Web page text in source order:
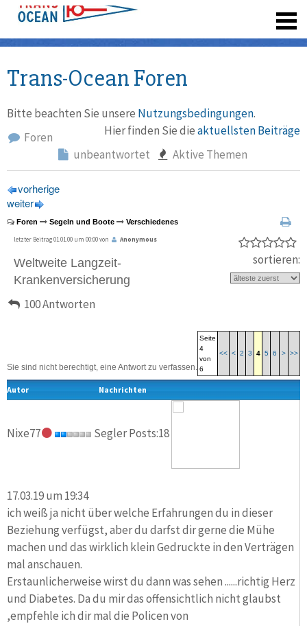
Trans-Ocean Foren
Bitte beachten Sie unsere Nutzungsbedingungen.
Hier finden Sie dieaktuellsten Beiträge
Foren
unbeantwortet
Aktive Themen
vorherige
weiter
Foren Segeln und Boote Verschiedenes
letzter Beitrag 01.01.00 um 00:00 von Anonymous
Weltweite Langzeit-
Krankenversicherung
100 Antworten
sortieren:
Sie sind nicht berechtigt, eine Antwort zu verfassen.
Seite
4
von
6
<< < 2 3 4 5 6 > >>
Autor Nachrichten
Nixe77 Segler Posts:18
17.03.19 um 19:34
ich weiß ja nicht über welche Erfahrungen du in dieser
Beziehung verfügst, aber du darfst dir gerne die Mühe
machen und das wirklich klein Gedruckte in den Verträgen
mal anschauen.
Erstaunlicherweise wirst du dann was sehen ......richtig Herz
und Diabetes. Da du mir das offensichtlich nicht glaubst
,empfehle ich dir mal die Policen von